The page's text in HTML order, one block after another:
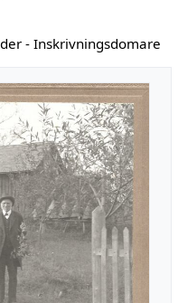
- Inskrivningsdomare